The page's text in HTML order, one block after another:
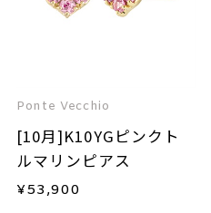
Ponte Vecchio
[10月]K10YGピンクト
ルマリンピアス
¥53,900